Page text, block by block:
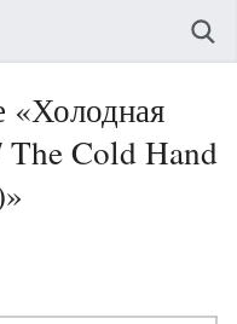
«Холодная
The Cold Hand